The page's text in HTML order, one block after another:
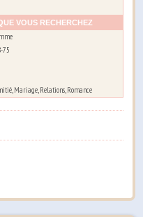
VOUS RECHERCHEZ
75
Mariage, Relations, Romance